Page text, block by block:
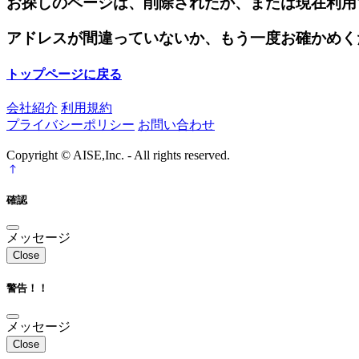
アドレスが間違っていないか、もう一度お確かめ
トップページに戻る
会社紹介 利用規約
プライバシーポリシー お問い合わせ
Copyright © AISE,Inc. - All rights reserved.
確認
メッセージ
Close
警告！！
メッセージ
Close